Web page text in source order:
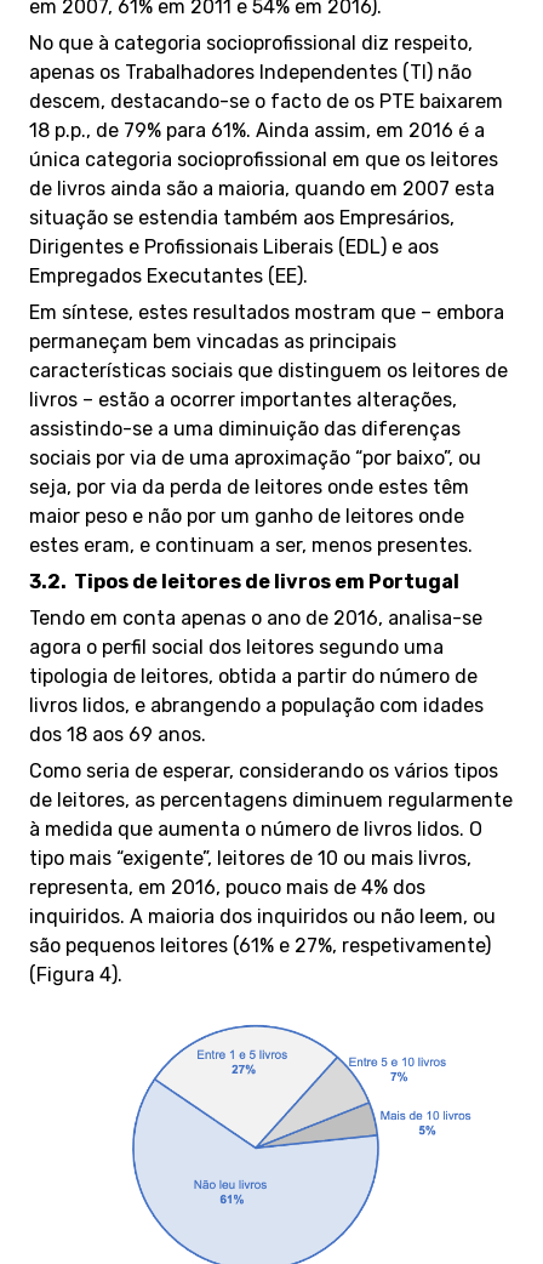
em 2007, 61% em 2011 e 54% em 2016).
No que à categoria socioprofissional diz respeito,
apenas os Trabalhadores Independentes (TI) não
descem, destacando-se o facto de os PTE baixarem
18 p.p., de 79% para 61%. Ainda assim, em 2016 é a
única categoria socioprofissional em que os leitores
de livros ainda são a maioria, quando em 2007 esta
situação se estendia também aos Empresários,
Dirigentes e Profissionais Liberais (EDL) e aos
Empregados Executantes (EE).
Em síntese, estes resultados mostram que – embora
permaneçam bem vincadas as principais
características sociais que distinguem os leitores de
livros – estão a ocorrer importantes alterações,
assistindo-se a uma diminuição das diferenças
sociais por via de uma aproximação “por baixo”, ou
seja, por via da perda de leitores onde estes têm
maior peso e não por um ganho de leitores onde
estes eram, e continuam a ser, menos presentes.
3.2. Tipos de leitores de livros em Portugal
Tendo em conta apenas o ano de 2016, analisa-se
agora o perfil social dos leitores segundo uma
tipologia de leitores, obtida a partir do número de
livros lidos, e abrangendo a população com idades
dos 18 aos 69 anos.
Como seria de esperar, considerando os vários tipos
de leitores, as percentagens diminuem regularmente
à medida que aumenta o número de livros lidos. O
tipo mais “exigente”, leitores de 10 ou mais livros,
representa, em 2016, pouco mais de 4% dos
inquiridos. A maioria dos inquiridos ou não leem, ou
são pequenos leitores (61% e 27%, respetivamente)
(Figura 4).